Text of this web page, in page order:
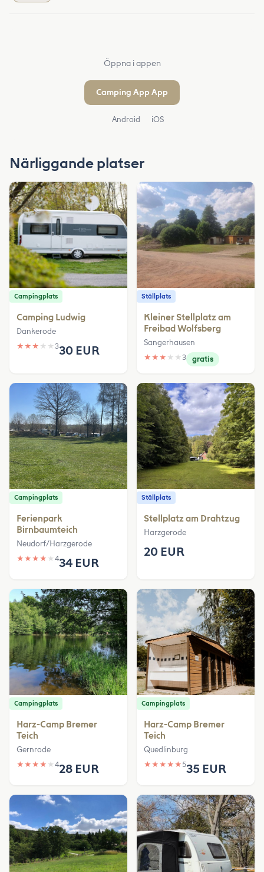
Öppna i appen
Camping App App
Android iOS
Närliggande platser
Campingplats
Camping Ludwig
Dankerode
★ ★ ★ ★ ★ 330 EUR
Ställplats
Kleiner Stellplatz am
Freibad Wolfsberg
Sangerhausen
★ ★ ★ ★ ★ 3 gratis
Campingplats
Ferienpark
Birnbaumteich
Neudorf/Harzgerode
★ ★ ★ ★ ★ 434 EUR
Ställplats
Stellplatz am Drahtzug
Harzgerode
20 EUR
Campingplats
Harz-Camp Bremer
Teich
Gernrode
★ ★ ★ ★ ★ 428 EUR
Campingplats
Harz-Camp Bremer
Teich
Quedlinburg
★ ★ ★ ★ ★535 EUR